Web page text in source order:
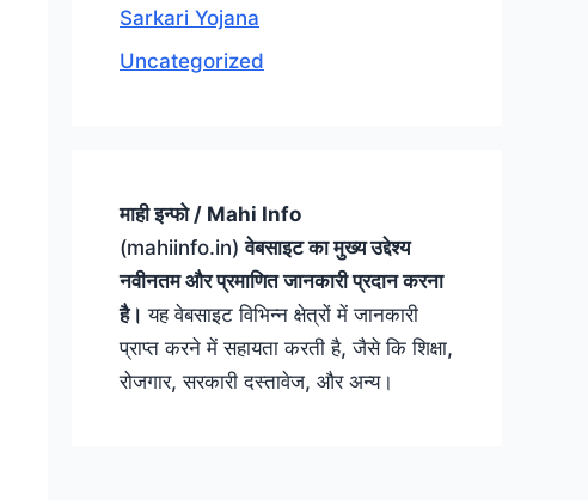
Sarkari Yojana
Uncategorized
माही इन्फो / Mahi Info
(mahiinfo.in)वेबसाइट का मुख्य उद्देश्य
नवीनतम और प्रमाणित जानकारी प्रदान करना
है। यह वेबसाइट विभिन्न क्षेत्रों में जानकारी
प्राप्त करने में सहायता करती है, जैसे कि शिक्षा,
रोजगार, सरकारी दस्तावेज, और अन्य।